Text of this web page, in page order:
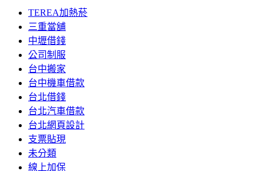
TEREA加熱菸
三重當舖
中壢借錢
公司制服
台中搬家
台中機車借款
台北借錢
台北汽車借款
台北網頁設計
支票貼現
未分類
線上加保